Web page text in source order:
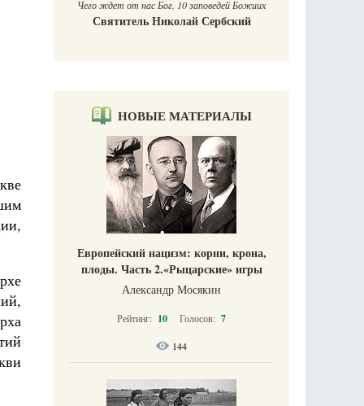
НОВЫЕ МАТЕРИАЛЫ
Европейский нацизм: корни, крона,
плоды. Часть 2.«Рыцарские» игры
Александр Мосякин
Рейтинг: 10 Голосов: 7
144